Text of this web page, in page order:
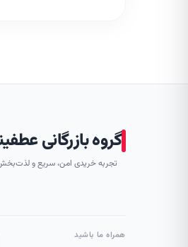
گروه بازرگانی
تجربه خریدی امن، سریع و
همراه ما باشید